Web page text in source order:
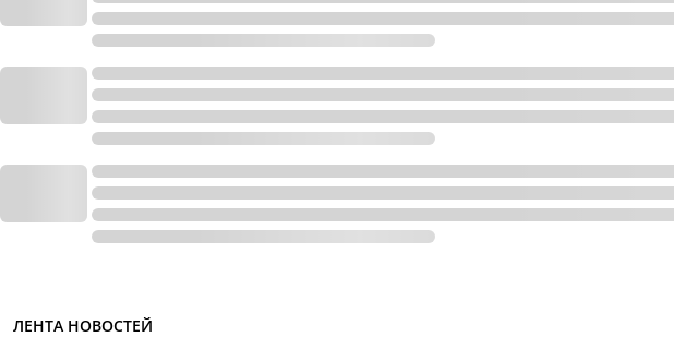
ЛЕНТА НОВОСТЕЙ